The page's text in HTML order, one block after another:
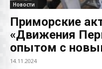
Новости
Приморские
«Движения
опытом с
14.11.2024